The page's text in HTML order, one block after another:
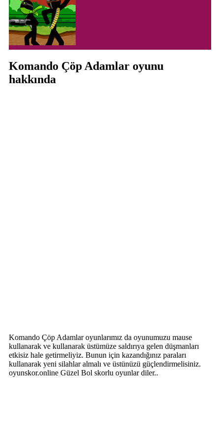
Komando Çöp Adamlar oyunu
hakkında
Komando Çöp Adamlar oyunlarımız da oyunumuzu mause
kullanarak ve kullanarak üstümüze saldırıya gelen düşmanları
etkisiz hale getirmeliyiz. Bunun için kazandığınız paraları
kullanarak yeni silahlar almalı ve üstünüzü güçlendirmelisiniz.
oyunskor.online Güzel Bol skorlu oyunlar diler..